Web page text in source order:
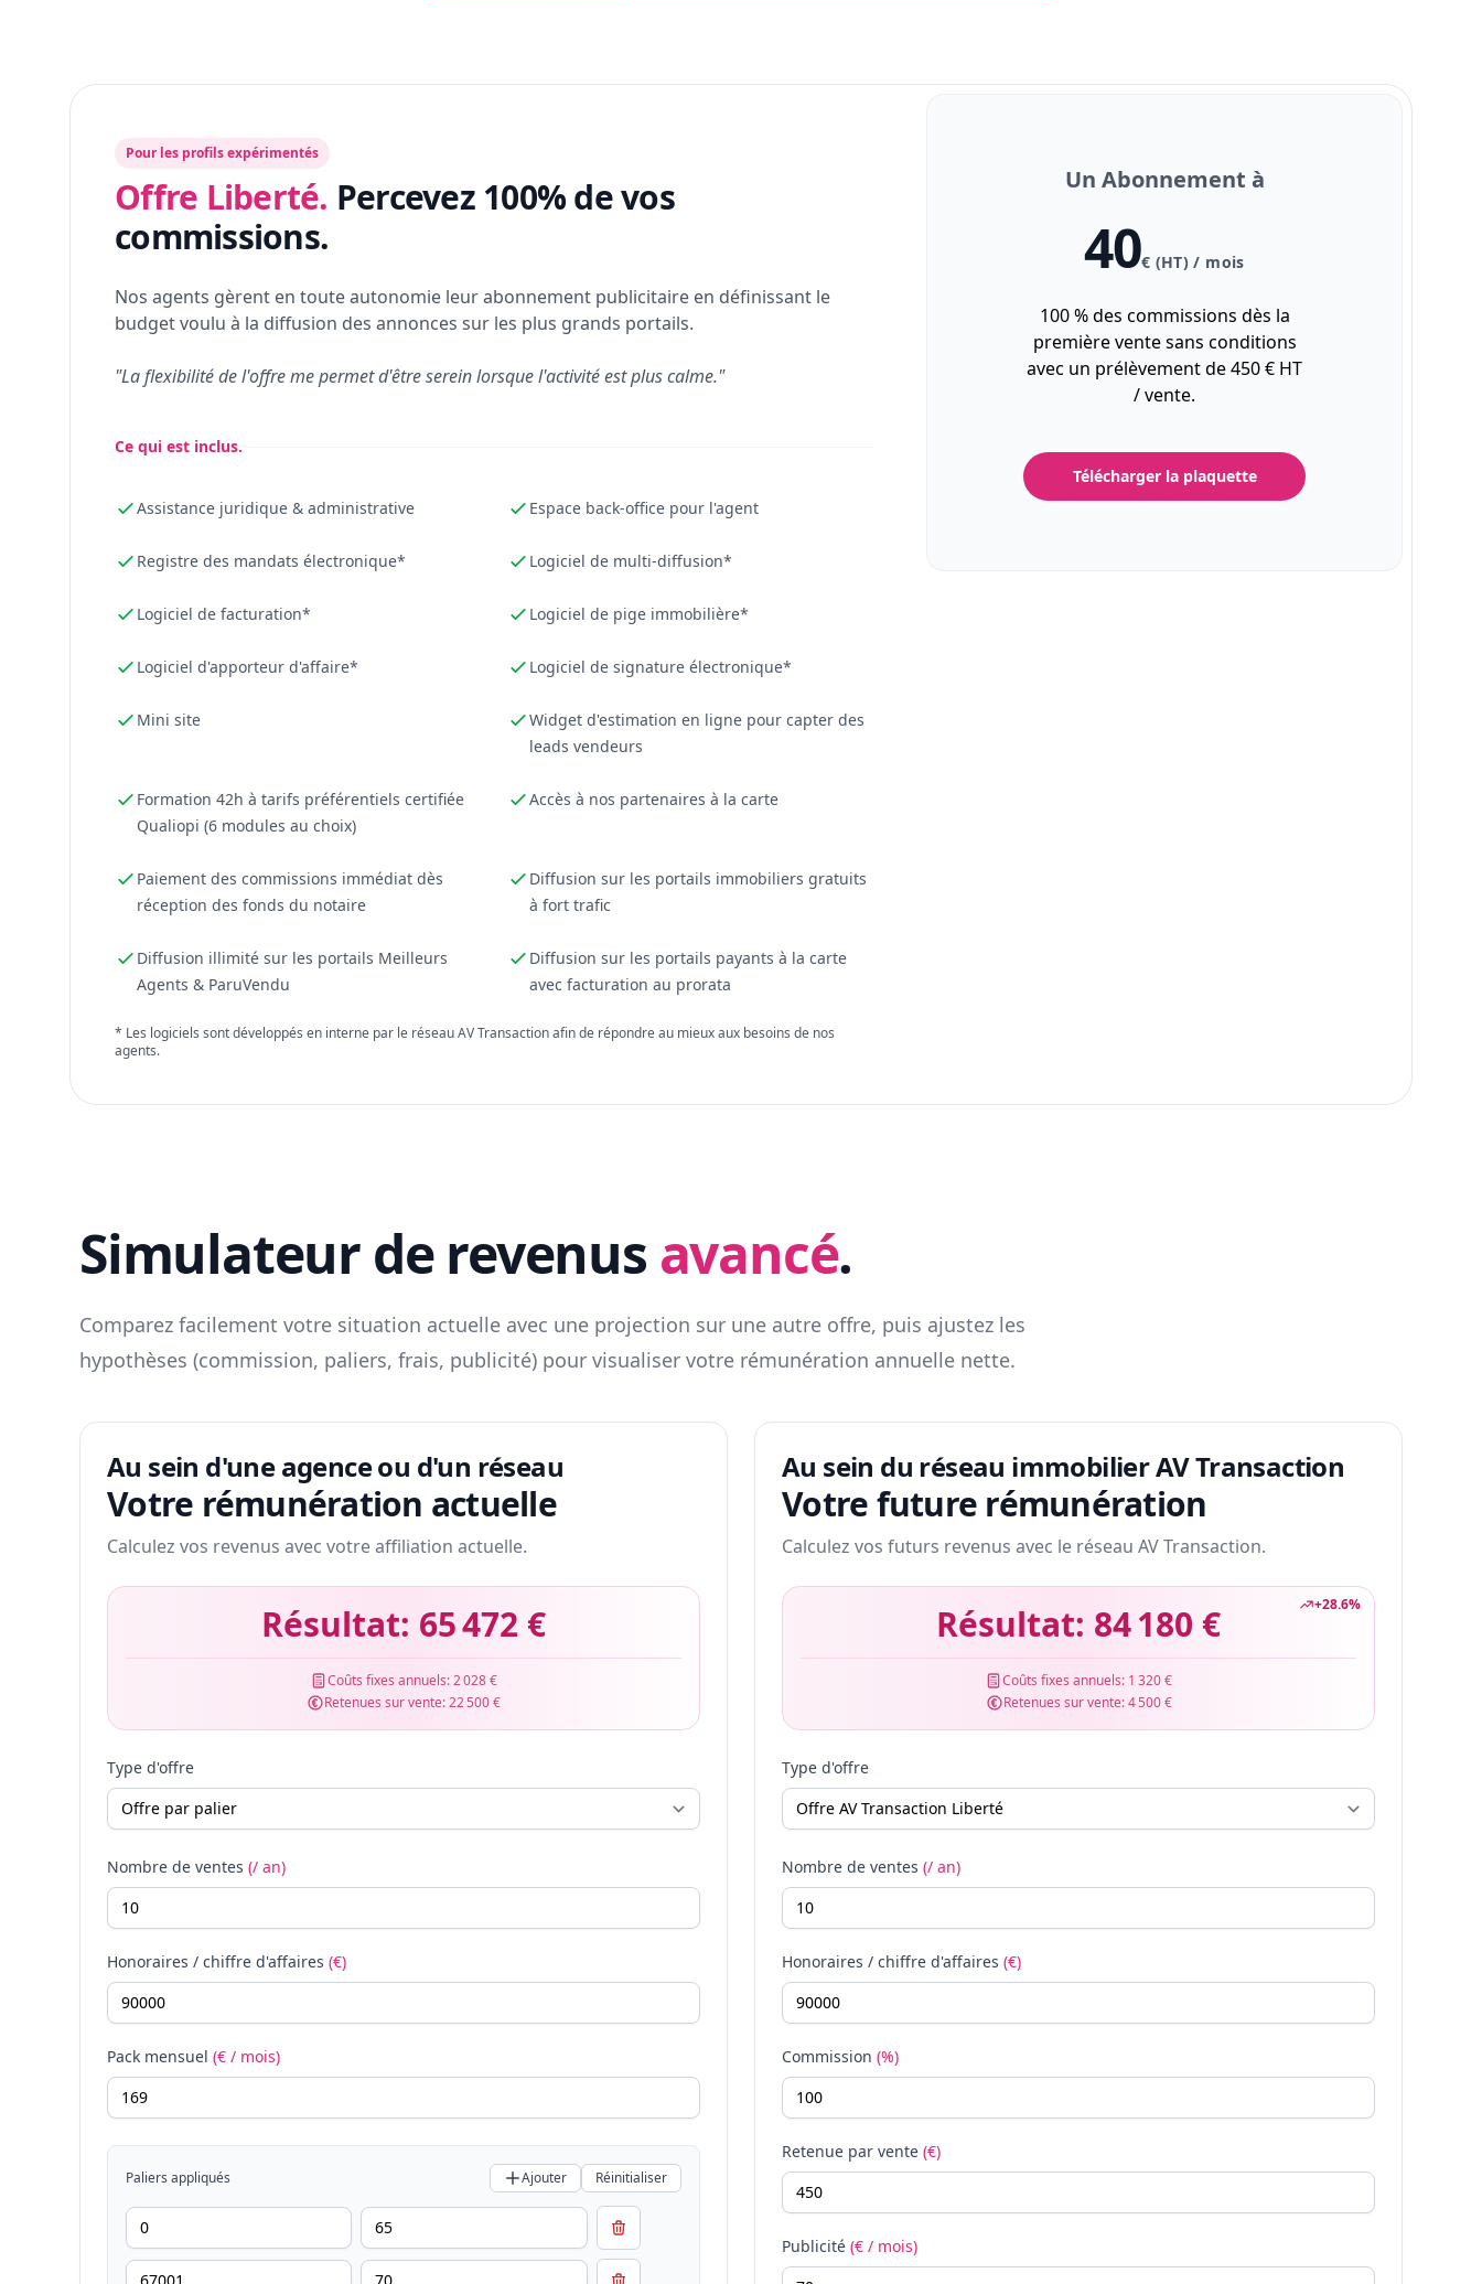
Pour les profils expérimentés
Offre Liberté. Percevez 100% de vos
commissions.
Nos agents gèrent en toute autonomie leur abonnement publicitaire en définissant le
budget voulu à la diffusion des annonces sur les plus grands portails.
"La flexibilité de l'offre me permet d'être serein lorsque l'activité est plus calme."
Ce qui est inclus.
Assistance juridique & administrative Espace back-office pour l'agent
Registre des mandats électronique* Logiciel de multi-diffusion*
Logiciel de facturation* Logiciel de pige immobilière*
Logiciel d'apporteur d'affaire* Logiciel de signature électronique*
Mini site
Widget d'estimation en ligne pour capter des
leads vendeurs
Formation 42h à tarifs préférentiels certifiée
Qualiopi (6 modules au choix)
Accès à nos partenaires à la carte
Paiement des commissions immédiat dès
réception des fonds du notaire
Diffusion sur les portails immobiliers gratuits
à fort trafic
Diffusion illimité sur les portails Meilleurs
Agents & ParuVendu
Diffusion sur les portails payants à la carte
avec facturation au prorata
* Les logiciels sont développés en interne par le réseau AV Transaction afin de répondre au mieux aux besoins de nos
agents.
Un Abonnement à
40€ (HT) / mois
100 % des commissions dès la
première vente sans conditions
avec un prélèvement de 450 € HT
/ vente.
Télécharger la plaquette
Simulateur de revenus avancé.
Comparez facilement votre situation actuelle avec une projection sur une autre offre, puis ajustez les
hypothèses (commission, paliers, frais, publicité) pour visualiser votre rémunération annuelle nette.
Au sein d'une agence ou d'un réseau
Votre rémunération actuelle
Calculez vos revenus avec votre affiliation actuelle.
Résultat: 65 472 €
Coûts fixes annuels:2 028 €
Retenues sur vente:22 500 €
Type d'offre
Nombre de ventes (/ an)
Honoraires / chiffre d'affaires (€)
Pack mensuel (€ / mois)
Paliers appliqués Ajouter Réinitialiser
Au sein du réseau immobilier AV Transaction
Votre future rémunération
Calculez vos futurs revenus avec le réseau AV Transaction.
+28.6%
Résultat: 84 180 €
Coûts fixes annuels: 1 320 €
Retenues sur vente:4 500 €
Type d'offre
Nombre de ventes (/ an)
Honoraires / chiffre d'affaires (€)
Commission (%)
Retenue par vente (€)
Publicité (€ / mois)